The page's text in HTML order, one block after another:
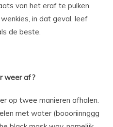
van het eraf te pulken
in dat geval, leef
de beste.
weer af?
op twee manieren afhalen.
met water (boooriinnggg